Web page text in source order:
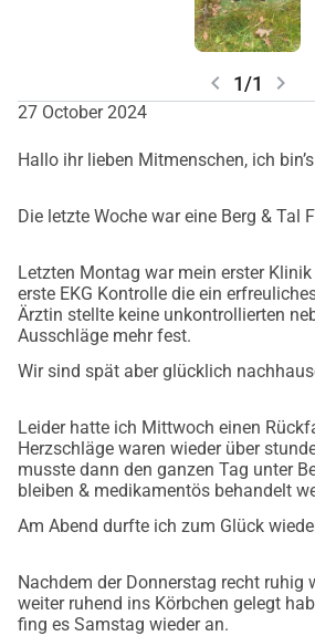
chevron_left 1/1 chevron_right
27 October 2024
Hallo ihr lieben Mitmenschen, ich
Die letzte Woche war eine Berg & Tal
Letzten Montag war mein erster
erste EKG Kontrolle die ein
Ärztin stellte keine unkontrollierten
Ausschläge mehr fest.
Wir sind spät aber glücklich
Leider hatte ich Mittwoch einen
Herzschläge waren wieder über
musste dann den ganzen Tag unter
bleiben & medikamentös behandelt
Am Abend durfte ich zum Glück
Nachdem der Donnerstag recht ruhig
weiter ruhend ins Körbchen gelegt
fing es Samstag wieder an.